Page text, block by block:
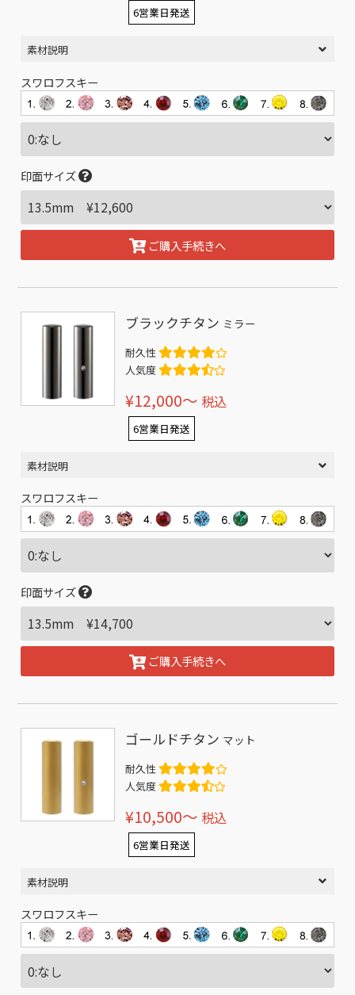
6営業日発送
素材説明
スワロフスキー
印面サイズ
ご購入手続きへ
ブラックチタン ミラー
耐久性
人気度
¥12,000〜 税込
6営業日発送
素材説明
スワロフスキー
印面サイズ
ご購入手続きへ
ゴールドチタン マット
耐久性
人気度
¥10,500〜 税込
6営業日発送
素材説明
スワロフスキー